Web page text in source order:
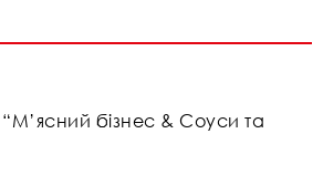
бізнес & Соуси та